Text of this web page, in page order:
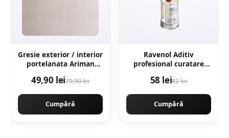
Gresie exterior / interior
portelanata Ariman
rectificata aspect
49,90 lei79,90 lei
Cumpără
Ravenol Aditiv
profesional curatare
300ML
58 lei82 lei
Cumpără